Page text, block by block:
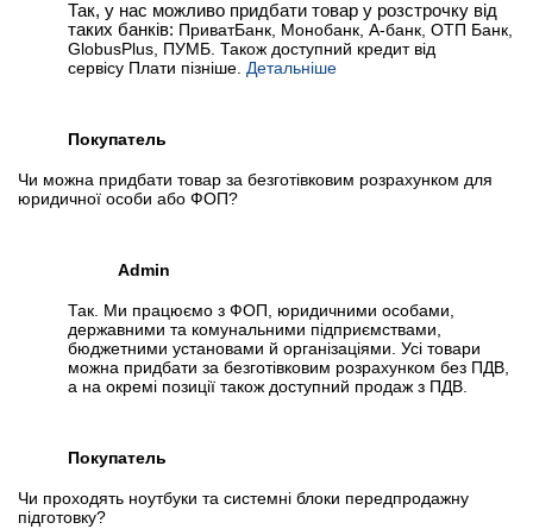
Так, у нас можливо придбати товар у розстрочку від
таких банків: ПриватБанк, Монобанк, А-банк, ОТП Банк,
GlobusPlus, ПУМБ. Також доступний кредит від
сервісу Плати пізніше. Детальніше
Покупатель
Чи можна придбати товар за безготівковим розрахунком для
юридичної особи або ФОП?
Admin
Так. Ми працюємо з ФОП, юридичними особами,
державними та комунальними підприємствами,
бюджетними установами й організаціями. Усі товари
можна придбати за безготівковим розрахунком без ПДВ,
а на окремі позиції також доступний продаж з ПДВ.
Покупатель
Чи проходять ноутбуки та системні блоки передпродажну
підготовку?